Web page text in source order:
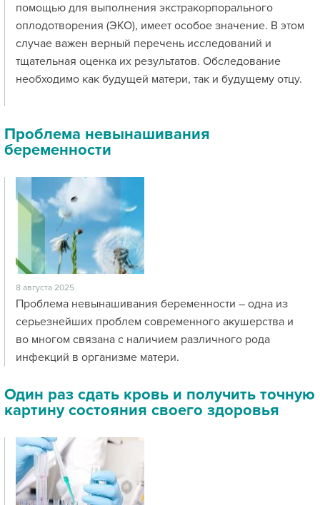
помощью для выполнения экстракорпорального
оплодотворения (ЭКО), имеет особое значение. В этом
случае важен верный перечень исследований и
тщательная оценка их результатов. Обследование
необходимо как будущей матери, так и будущему отцу.
Проблема невынашивания
беременности
8 августа 2025
Проблема невынашивания беременности – одна из
серьезнейших проблем современного акушерства и
во многом связана с наличием различного рода
инфекций в организме матери.
Один раз сдать кровь и получить точную
картину состояния своего здоровья